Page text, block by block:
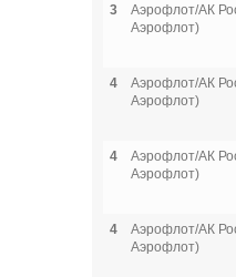
3
Аэрофлот/АК
Аэрофлот)
4
Аэрофлот/АК
Аэрофлот)
4
Аэрофлот/АК
Аэрофлот)
4
Аэрофлот/АК
Аэрофлот)